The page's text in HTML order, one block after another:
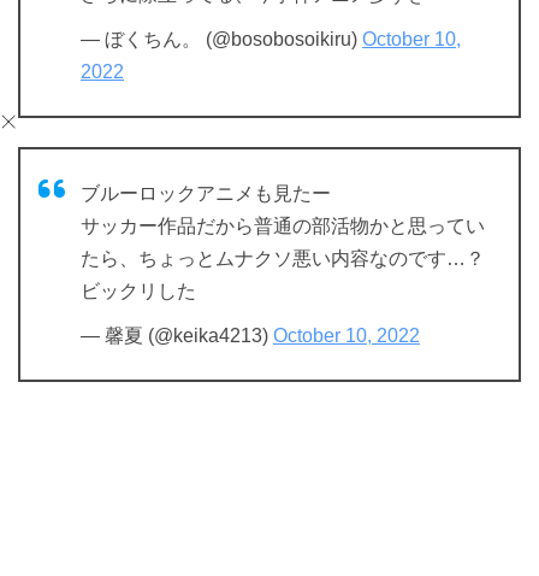
— ぼくちん。 (@bosobosoikiru) October 10,
2022
ブルーロックアニメも見たー
サッカー作品だから普通の部活物かと思ってい
たら、ちょっとムナクソ悪い内容なのです…？
ビックリした
— 馨夏 (@keika4213) October 10, 2022